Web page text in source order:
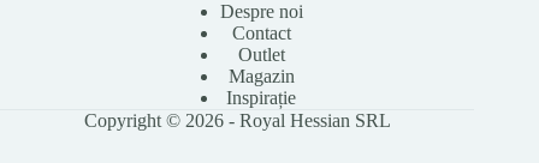
Despre noi
Contact
Outlet
Magazin
Inspirație
Copyright © 2026 - Royal Hessian SRL